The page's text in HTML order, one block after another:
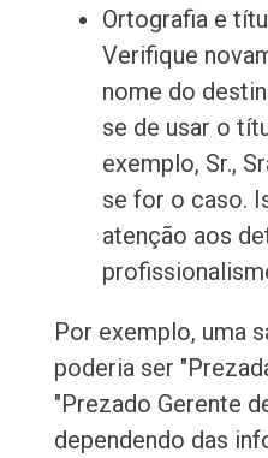
Ortografia e
Verifique
nome do
se de usar o
exemplo, Sr.,
se for o caso.
atenção aos
Por exemplo, uma
poderia ser
"Prezado Gerente
dependendo das